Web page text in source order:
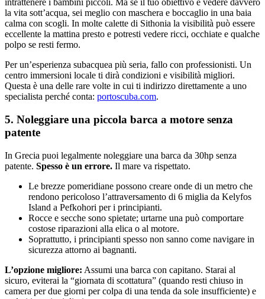
intrattenere i bambini piccoli. Ma se il tuo obiettivo è vedere davvero
la vita sott’acqua, sei meglio con maschera e boccaglio in una baia
calma con scogli. In molte calette di Sithonia la visibilità può essere
eccellente la mattina presto e potresti vedere ricci, occhiate e qualche
polpo se resti fermo.
Per un’esperienza subacquea più seria, fallo con professionisti. Un
centro immersioni locale ti dirà condizioni e visibilità migliori.
Questa è una delle rare volte in cui ti indirizzo direttamente a uno
specialista perché conta: portoscuba.com.
5. Noleggiare una piccola barca a motore senza
patente
In Grecia puoi legalmente noleggiare una barca da 30hp senza
patente. Spesso è un errore. Il mare va rispettato.
Le brezze pomeridiane possono creare onde di un metro che
rendono pericoloso l’attraversamento di 6 miglia da Kelyfos
Island a Pefkohori per i principianti.
Rocce e secche sono spietate; urtarne una può comportare
costose riparazioni alla elica o al motore.
Soprattutto, i principianti spesso non sanno come navigare in
sicurezza attorno ai bagnanti.
L’opzione migliore: Assumi una barca con capitano. Starai al
sicuro, eviterai la “giornata di scottatura” (quando resti chiuso in
camera per due giorni per colpa di una tenda da sole insufficiente) e